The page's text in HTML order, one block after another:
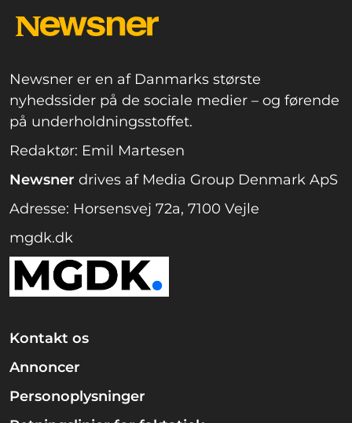
Newsner er en af Danmarks største
nyhedssider på de sociale medier – og førende
på underholdningsstoffet.
Redaktør: Emil Martesen
Newsner drives af Media Group Denmark ApS
Adresse: Horsensvej 72a, 7100 Vejle
mgdk.dk
Kontakt os
Annoncer
Personoplysninger